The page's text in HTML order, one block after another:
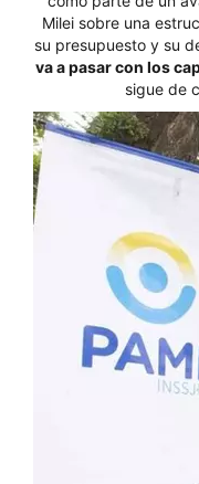
Milei sobre una
su presupuesto y su
va a pasar con los
sigue de